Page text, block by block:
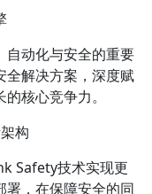
自动化与安全的重要
全解决方案，深度赋
核心竞争力。
构
Safety技术实现更
署，在保障安全的同